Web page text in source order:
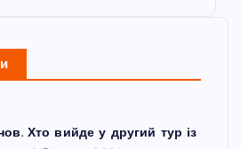
Хто вийде у другий тур із